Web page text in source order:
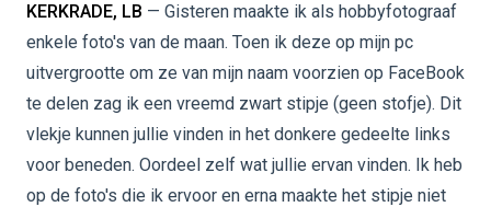
KERKRADE, LB — Gisteren maakte ik als hobbyfotograaf
enkele foto's van de maan. Toen ik deze op mijn pc
uitvergrootte om ze van mijn naam voorzien op FaceBook
te delen zag ik een vreemd zwart stipje (geen stofje). Dit
vlekje kunnen jullie vinden in het donkere gedeelte links
voor beneden. Oordeel zelf wat jullie ervan vinden. Ik heb
op de foto's die ik ervoor en erna maakte het stipje niet